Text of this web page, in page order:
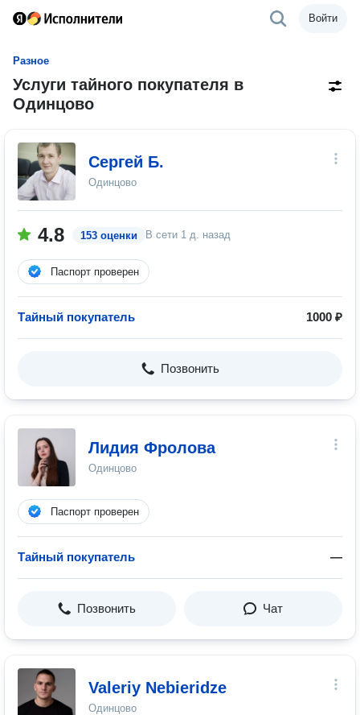
Войти
Разное
Услуги тайного покупателя в
Одинцово
Сергей Б.
Одинцово
4.8 153 оценки В сети 1 д. назад
Паспорт проверен
Тайный покупатель 1000 ₽
Позвонить
Лидия Фролова
Одинцово
Паспорт проверен
Тайный покупатель —
Позвонить Чат
Valeriy Nebieridze
Одинцово